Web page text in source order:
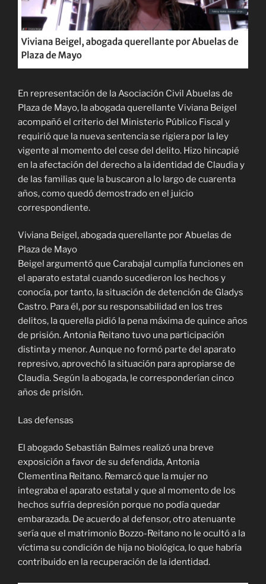
En representación de la Asociación Civil Abuelas de
Plaza de Mayo, la abogada querellante Viviana Beigel
acompañó el criterio del Ministerio Público Fiscal y
requirió que la nueva sentencia se rigiera por la ley
vigente al momento del cese del delito. Hizo hincapié
en la afectación del derecho a la identidad de Claudia y
de las familias que la buscaron a lo largo de cuarenta
años, como quedó demostrado en el juicio
correspondiente.
Viviana Beigel, abogada querellante por Abuelas de
Plaza de Mayo
Beigel argumentó que Carabajal cumplía funciones en
el aparato estatal cuando sucedieron los hechos y
conocía, por tanto, la situación de detención de Gladys
Castro. Para él, por su responsabilidad en los tres
delitos, la querella pidió la pena máxima de quince años
de prisión. Antonia Reitano tuvo una participación
distinta y menor. Aunque no formó parte del aparato
represivo, aprovechó la situación para apropiarse de
Claudia. Según la abogada, le corresponderían cinco
años de prisión.
Las defensas
El abogado Sebastián Balmes realizó una breve
exposición a favor de su defendida, Antonia
Clementina Reitano. Remarcó que la mujer no
integraba el aparato estatal y que al momento de los
hechos sufría depresión porque no podía quedar
embarazada. De acuerdo al defensor, otro atenuante
sería que el matrimonio Bozzo-Reitano no le ocultó a la
víctima su condición de hija no biológica, lo que habría
contribuido en la recuperación de la identidad.